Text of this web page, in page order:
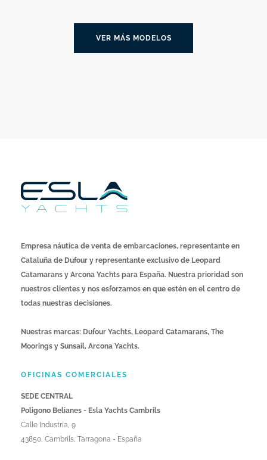
VER MÁS MODELOS
Empresa náutica de venta de embarcaciones, representante en
Cataluña de Dufour y representante exclusivo de Leopard
Catamarans y Arcona Yachts para España. Nuestra prioridad son
nuestros clientes y nos esforzamos en que estén en el centro de
todas nuestras decisiones.
Nuestras marcas: Dufour Yachts, Leopard Catamarans, The
Moorings y Sunsail, Arcona Yachts.
OFICINAS COMERCIALES
SEDE CENTRAL
Poligono Belianes - Esla Yachts Cambrils
Calle Industria, 9
43850, Cambrils, Tarragona - España